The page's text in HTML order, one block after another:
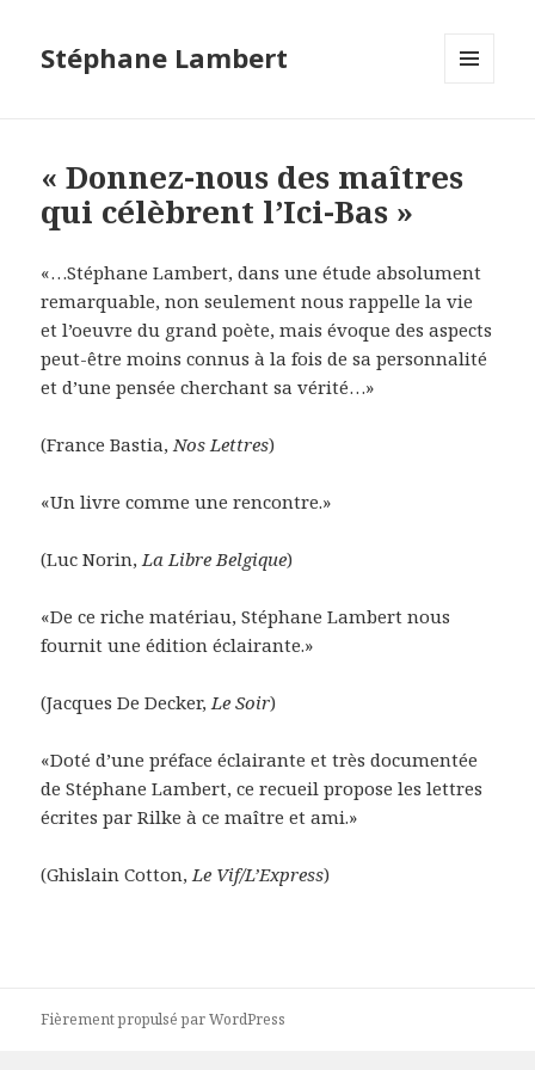
Stéphane Lambert
« Donnez-nous des maîtres
qui célèbrent l’Ici-Bas »
«…Stéphane Lambert, dans une étude absolument
remarquable, non seulement nous rappelle la vie
et l’oeuvre du grand poète, mais évoque des aspects
peut-être moins connus à la fois de sa personnalité
et d’une pensée cherchant sa vérité…»
(France Bastia,Nos Lettres)
«Un livre comme une rencontre.»
(Luc Norin,La Libre Belgique)
«De ce riche matériau, Stéphane Lambert nous
fournit une édition éclairante.»
(Jacques De Decker,Le Soir)
«Doté d’une préface éclairante et très documentée
de Stéphane Lambert, ce recueil propose les lettres
écrites par Rilke à ce maître et ami.»
(Ghislain Cotton,Le Vif/L’Express)
Fièrement propulsé par WordPress